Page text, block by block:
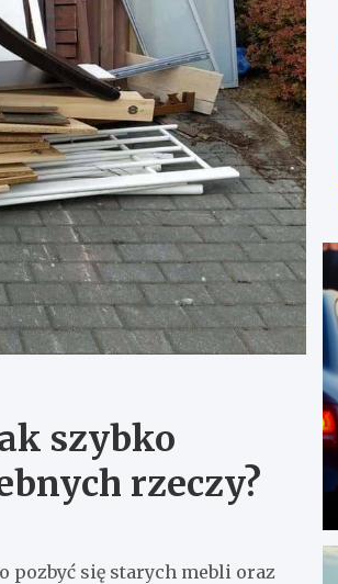
szybko
rzeczy?
się starych mebli oraz